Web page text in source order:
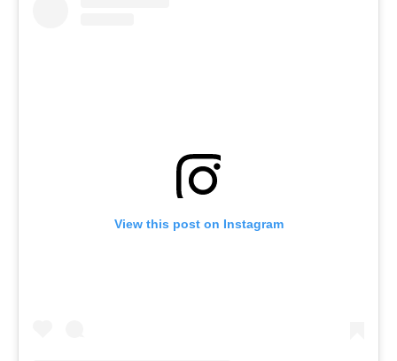
View this post on Instagram